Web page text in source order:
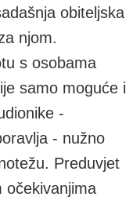
obiteljska
njom.
s osobama
samo moguće i
-
- nužno
Preduvjet
očekivanjima